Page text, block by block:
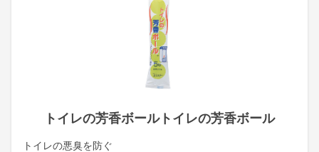
トイレの芳香ボールトイレの芳香ボール
トイレの悪臭を防ぐ